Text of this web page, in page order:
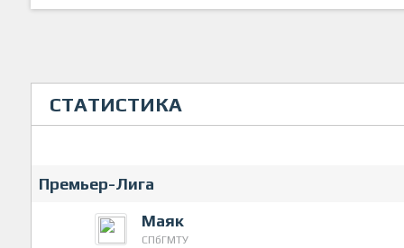
СТАТИСТИКА
Премьер-Лига
Маяк
СПбГМТУ